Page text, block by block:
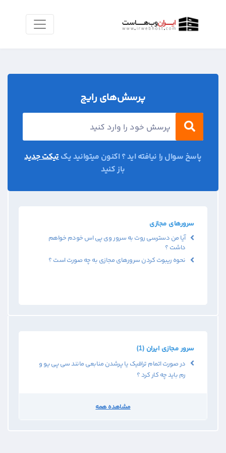
پرسش‌های رایج
پاسخ سوال را نیافته اید ؟ اکنون میتوانید یک تیکت جدید
باز کنید
سرورهای مجازی
آیا من دسترسی روت به سرور وی پی اس خودم خواهم
داشت ؟
نحوه ریبوت کردن سرورهای مجازی به چه صورت است ؟
سرور مجازی ایران (1)
در صورت اتمام ترافیک یا پرشدن منابعی مانند سی پی یو و
رم باید چه کار کرد ؟
مشاهده همه